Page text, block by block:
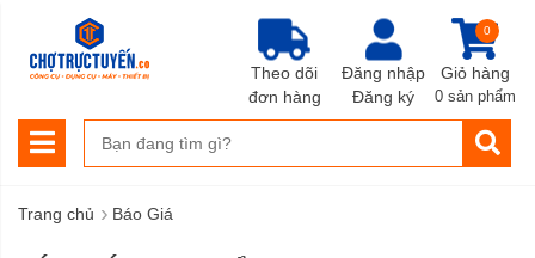
Đăng nhập
Đăng ký
Giỏ hàng
0
0 sản phẩm
Theo dõi
đơn hàng
Trang chủ › Báo Giá